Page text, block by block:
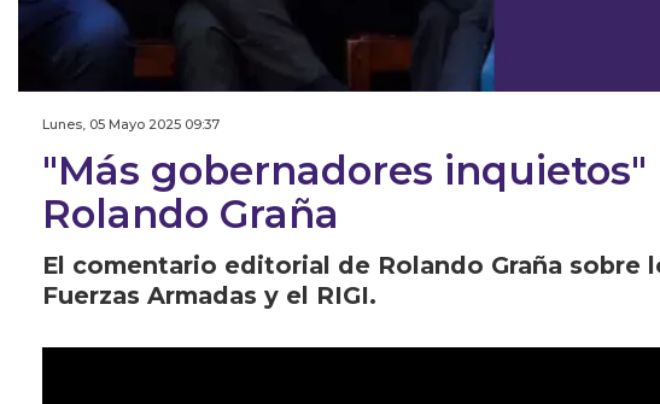
Lunes, 05 Mayo 2025 09:37
"Más gobernadores
Rolando Graña
El comentario editorial de Rolando Graña sobre
Fuerzas Armadas y el RIGI.